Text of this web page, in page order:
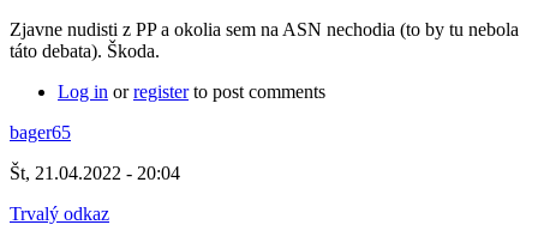
Zjavne nudisti z PP a okolia sem na ASN nechodia (to by tu nebola
táto debata). Škoda.
Log in orregisterto post comments
bager65
Št, 21.04.2022 - 20:04
Trvalý odkaz